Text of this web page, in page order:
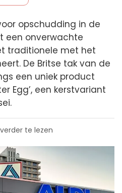
opschudding in de
een onverwachte
traditionele met het
De Britse tak van de
een uniek product
Egg’, een kerstvariant
te lezen